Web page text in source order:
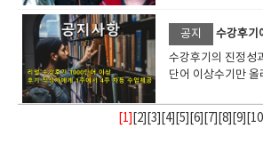
족합니다. 포기하
은 날이 온다는것을
서 앞으로 나갈거
다리고 있습니다
아하는것 같아요.
계속 잉글리쉬700
요 선생님 특유의
이를 집중하게 하
발음이 좋으신점이
안 수강을 한것 같
관계 대명사고 주
같이 문법을 확인
공부할수 있지만..
로 바뀌게 됩니다.
는,영어로 듣고⇒한
를 보다가 갑자기
달 살기 프로젝트를
대화를 해야 재밌
를 잡았다. 일상회
다. 그래서 일상회화
다. 결론적으로 나
하는 스타일이 아닌
덕분에 영어와 아주
다는 생각이 들고
다 ​
검색해봤는데 사이
어지러웠어요 ..어
찮은지 비교하려면
무 부족하잖아요 .
페이지 이것저것
것 같고 상담도 해보
에는 일상회화를
는데요,주 5회로 등
수업하다보니실제
느낄 수 있었습니
은 점점 더 없어지리
간제인지세번째는
점이 중요하다고
해야겠다고 생각했
올려 보면 다른 화
만 현혹되어 화상
기교사는 포인트가
뒤져보다 잉글리쉬
다. ​사이트에 들어
스인가하는 어학원
원이라던데 ​학원
이가 수업을 시작했
더라. ​찾아보니 이
스트는 보고나니
과 추천과정등을 상
는 실제 수업에서
청해서 수업했습니
에 딱 나타난 선생
ㅠ 1년정도 어학연
경우에는 언어에
유창한 실력으로
기에다가 1년이나
다 싶더라구요! 그
어학연수교 다이렉
공지
수강후기의 진정성
단어 이상수기만
자의 사진이나 동
은데 이 부분은 꺼
[1] 2 ][3 4][5 ][6 7 ][8 ][9 10